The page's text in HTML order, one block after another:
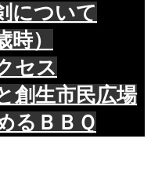
について
）
セス
創生市民広場
るＢＢＱ